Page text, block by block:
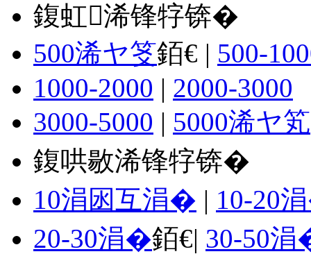
鍑虹浠锋牸锛�
500浠ヤ笅銆€ | 500-
1000-2000 | 2000-3000
3000-5000 | 5000浠ヤ笂
鍑哄敭浠锋牸锛�
10涓囦互涓� | 10-20
20-30涓�銆€| 30-50